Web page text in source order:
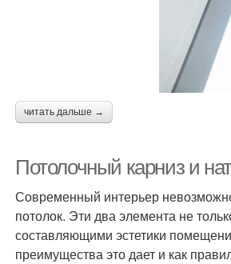
читать дальше →
Потолочный карниз и
Современный интерьер
потолок. Эти два элемента не
составляющими эстетики
преимущества это дает и как